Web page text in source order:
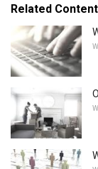
Related Content